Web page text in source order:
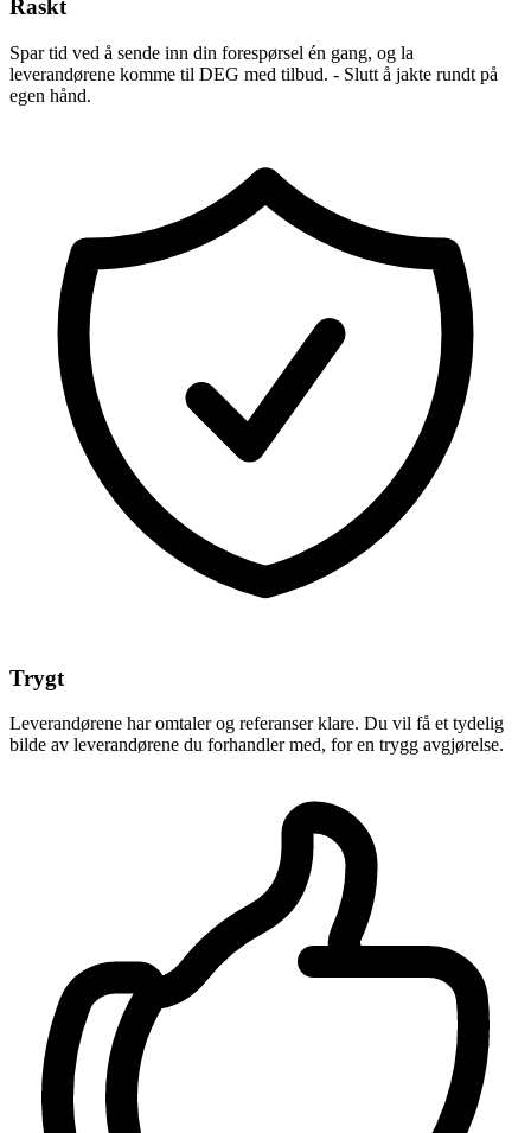
Raskt
Spar tid ved å sende inn din forespørsel én gang, og la
leverandørene komme til DEG med tilbud. - Slutt å jakte rundt på
egen hånd.
Trygt
Leverandørene har omtaler og referanser klare. Du vil få et tydelig
bilde av leverandørene du forhandler med, for en trygg avgjørelse.